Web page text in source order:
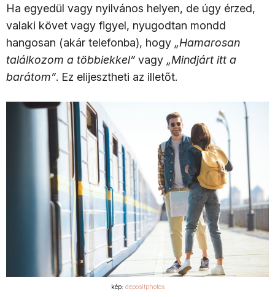
Ha egyedül vagy nyilvános helyen, de úgy érzed,
valaki követ vagy figyel, nyugodtan mondd
hangosan (akár telefonba), hogy „Hamarosan
találkozom a többiekkel” vagy „Mindjárt itt a
barátom”. Ez elijesztheti az illetőt.
kép: depositphotos